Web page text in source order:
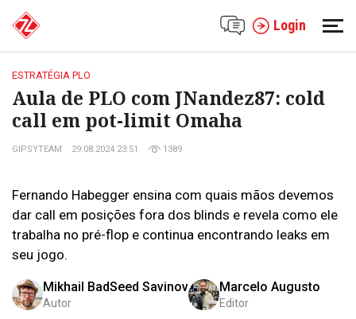
Login
ESTRATÉGIA PLO
Aula de PLO com JNandez87: cold
call em pot-limit Omaha
GIPSYTEAM 29.08.2024 23:51 1389
Fernando Habegger ensina com quais mãos devemos
dar call em posições fora dos blinds e revela como ele
trabalha no pré-flop e continua encontrando leaks em
seu jogo.
Mikhail BadSeed Savinov
Autor
Marcelo Augusto
Editor